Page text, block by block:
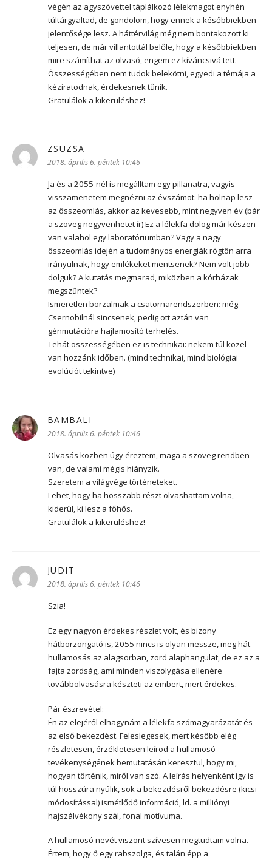
végén az agyszövettel táplálkozó lélekmagot enyhén
túltárgyaltad, de gondolom, hogy ennek a későbbiekben
jelentősége lesz. A háttérvilág még nem bontakozott ki
teljesen, de már villantottál belőle, hogy a későbbiekben
mire számíthat az olvasó, engem ez kíváncsivá tett.
Összességében nem tudok belekötni, egyedi a témája a
kéziratodnak, érdekesnek tűnik.
Gratulálok a kikerüléshez!
ZSUZSA
2018. április 6. péntek 10:46
Ja és a 2055-nél is megálltam egy pillanatra, vagyis
visszamenetem megnézni az évszámot: ha holnap lesz
az összeomlás, akkor az kevesebb, mint negyven év (bár
a szöveg negyvenhetet ír) Ez a lélekfa dolog már készen
van valahol egy laboratóriumban? Vagy a nagy
összeomlás idején a tudományos energiák rögtön arra
irányulnak, hogy emlékeket mentsenek? Nem volt jobb
dolguk? A kutatás megmarad, miközben a kórházak
megszűntek?
Ismeretlen borzalmak a csatornarendszerben: még
Csernobilnál sincsenek, pedig ott aztán van
génmutációra hajlamosító terhelés.
Tehát összességében ez is technikai: nekem túl közel
van hozzánk időben. (mind technikai, mind biológiai
evolúciót tekintve)
BAMBALI
2018. április 6. péntek 10:46
Olvasás közben úgy éreztem, maga a szöveg rendben
van, de valami mégis hiányzik.
Szeretem a világvége történeteket.
Lehet, hogy ha hosszabb részt olvashattam volna,
kiderül, ki lesz a főhős.
Gratulálok a kikerüléshez!
JUDIT
2018. április 6. péntek 10:46
Szia!
Ez egy nagyon érdekes részlet volt, és bizony
hátborzongató is, 2055 nincs is olyan messze, meg hát
hullamosás az alagsorban, zord alaphangulat, de ez az a
fajta zordság, ami minden viszolygása ellenére
továbbolvasásra készteti az embert, mert érdekes.
Pár észrevétel:
Én az elejéről elhagynám a lélekfa szómagyarázatát és
az első bekezdést. Feleslegesek, mert később elég
részletesen, érzékletesen leírod a hullamosó
tevékenységének bemutatásán keresztül, hogy mi,
hogyan történik, miről van szó. A leírás helyenként így is
túl hosszúra nyúlik, sok a bekezdésről bekezdésre (kicsi
módosítással) ismétlődő információ, ld. a milliónyi
hajszálvékony szál, fonal motívuma.
A hullamosó nevét viszont szívesen megtudtam volna.
Értem, hogy ő egy rabszolga, és talán épp a